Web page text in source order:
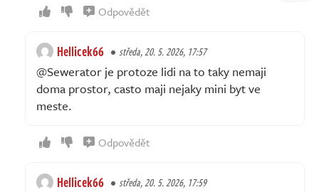
Odpovědět
Hellicek66 středa, 20. 5. 2026, 17:57
@Sewerator je protoze lidi na to taky nemaji
doma prostor, casto maji nejaky mini byt ve
meste.
Odpovědět
Hellicek66 středa, 20. 5. 2026, 17:59